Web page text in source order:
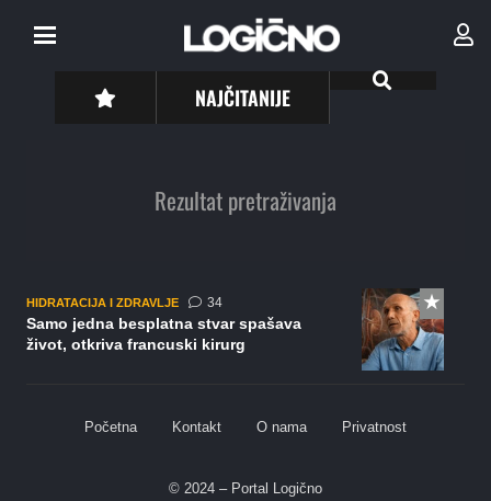
NAJČITANIJE
Rezultat pretraživanja
HIDRATACIJA I ZDRAVLJE 34komentara
Samo jedna besplatna stvar spašava
život, otkriva francuski kirurg
Početna Kontakt O nama Privatnost
© 2024 – Portal Logično